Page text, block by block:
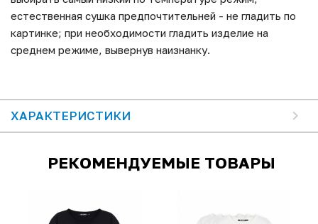
естественная сушка предпочтительней - не гладить по
картинке; при необходимости гладить изделие на
среднем режиме, вывернув наизнанку.
ХАРАКТЕРИСТИКИ
РЕКОМЕНДУЕМЫЕ ТОВАРЫ